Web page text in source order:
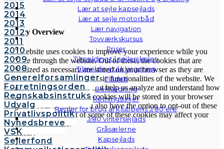
Lær at sejle kapsejlads
Lær at sejle motorbåd
Lær navigation
Tovværkskursus
Priser
Tilmelding til sejlerskolen
Tilmelding til klargøring
Flåden
Beklædning
Retningslinjer
Regler for brug af klubbens J/80’ere
J/80 vintersejlads
Gråsælerne
Kapsejlads
2015
2014
2013
2012
2011
2010
2009
2008
Generelforsamlinger
Forretningsorden
Regnskabsinstruks
Udvalg
Privatlivspolitik
Nyhedsbreve
VSK
Sejlerfond
Luk
Privacy Overview
This website uses cookies to improve your experience while you
navigate through the website. Out of these, the cookies that are
categorized as necessary are stored on your browser as they are
essential for the working of basic functionalities of the website. We
also use third-party cookies that help us analyze and understand how
you use this website. These cookies will be stored in your browser
only with your consent. You also have the option to opt-out of these
cookies. But opting out of some of these cookies may affect your
browsing experience.
Necessary
Necessary